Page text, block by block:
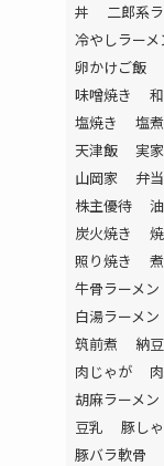
丼
二郎系
冷やしラーメ
卵かけご飯
味噌焼き
塩焼き
塩煮
天津飯
実
山岡家
弁当
株主優待
炭火焼き
照り焼き
牛骨ラーメン
白湯ラーメン
筑前煮
納豆
肉じゃが
胡麻ラーメン
豆乳
豚し
豚バラ軟骨